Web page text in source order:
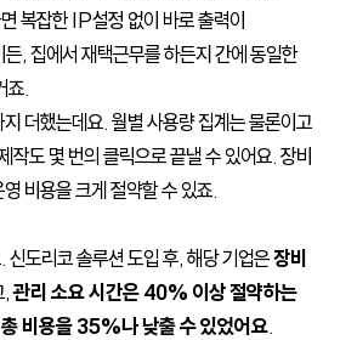
복잡한 IP설정 없이 바로 출력이
, 집에서 재택근무를 하든지 간에 동일한
죠.
더했는데요. 월별 사용량 집계는 물론이고
작도 몇 번의 클릭으로 끝낼 수 있어요. 장비
비용을 크게 절약할 수 있죠.
신도리코 솔루션 도입 후, 해당 기업은장비
,관리 소요 시간은 40% 이상 절약하는
비용을35%나 낮출 수 있었어요